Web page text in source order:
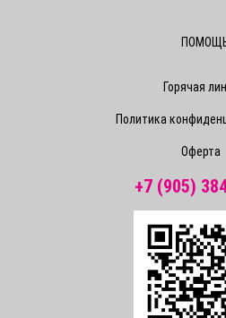
Горячая
Политика
Оферта
+7 (905)